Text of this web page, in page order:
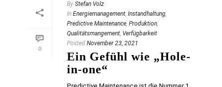
0
By Stefan Volz
In Energiemanagement, Instandhaltung,
Predictive Maintenance, Produktion,
Qualitätsmangement, Verfügbarkeit
Posted November 23, 2021
Ein Gefühl wie „Hole-
in-one“